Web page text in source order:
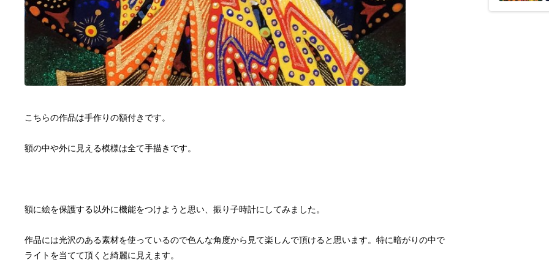
作品には光沢のある素材を使っているので色んな角度から見て楽しんで頂けると思います。特に暗がりの中で